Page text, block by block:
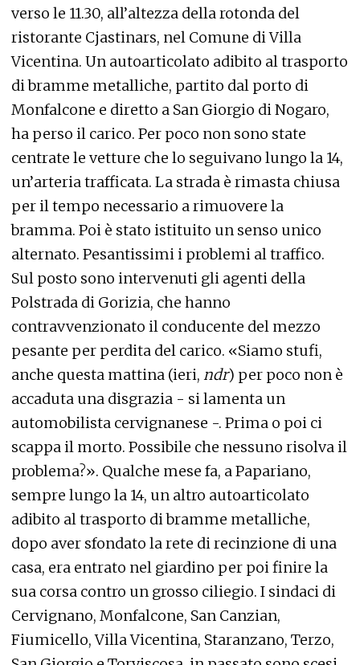
verso le 11.30, all’altezza della rotonda del
ristorante Cjastinars, nel Comune di Villa
Vicentina. Un autoarticolato adibito al trasporto
di bramme metalliche, partito dal porto di
Monfalcone e diretto a San Giorgio di Nogaro,
ha perso il carico. Per poco non sono state
centrate le vetture che lo seguivano lungo la 14,
un’arteria trafficata. La strada è rimasta chiusa
per il tempo necessario a rimuovere la
bramma. Poi è stato istituito un senso unico
alternato. Pesantissimi i problemi al traffico.
Sul posto sono intervenuti gli agenti della
Polstrada di Gorizia, che hanno
contravvenzionato il conducente del mezzo
pesante per perdita del carico. «Siamo stufi,
anche questa mattina (ieri, ndr) per poco non è
accaduta una disgrazia - si lamenta un
automobilista cervignanese -. Prima o poi ci
scappa il morto. Possibile che nessuno risolva il
problema?». Qualche mese fa, a Papariano,
sempre lungo la 14, un altro autoarticolato
adibito al trasporto di bramme metalliche,
dopo aver sfondato la rete di recinzione di una
casa, era entrato nel giardino per poi finire la
sua corsa contro un grosso ciliegio. I sindaci di
Cervignano, Monfalcone, San Canzian,
Fiumicello, Villa Vicentina, Staranzano, Terzo,